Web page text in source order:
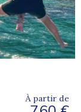
À partir de